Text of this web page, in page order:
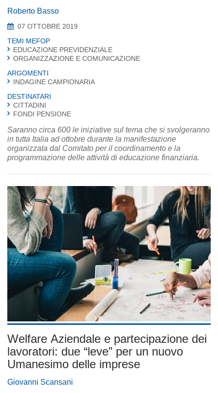
Roberto Basso
07 OTTOBRE 2019
TEMI MEFOP
EDUCAZIONE PREVIDENZIALE
ORGANIZZAZIONE E COMUNICAZIONE
ARGOMENTI
INDAGINE CAMPIONARIA
DESTINATARI
CITTADINI
FONDI PENSIONE
Saranno circa 600 le iniziative sul tema che si svolgeranno
in tutta Italia ad ottobre durante la manifestazione
organizzata dal Comitato per il coordinamento e la
programmazione delle attività di educazione finanziaria.
Welfare Aziendale e partecipazione dei
lavoratori: due “leve” per un nuovo
Umanesimo delle imprese
Giovanni Scansani